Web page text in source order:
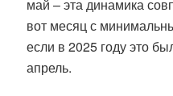
май – эта динамика
вот месяц с
если в 2025 году это
апрель.